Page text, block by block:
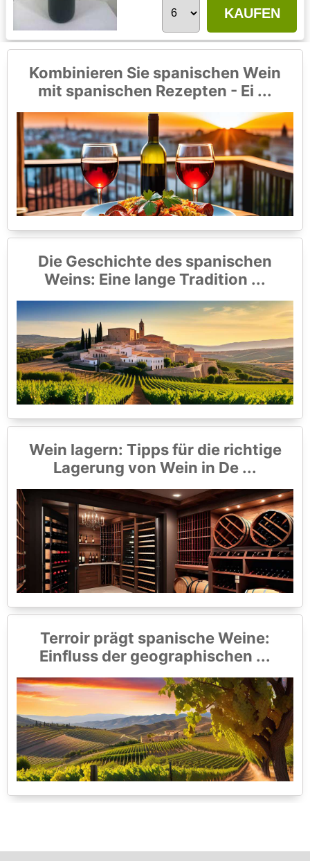
KAUFEN
Kombinieren Sie spanischen Wein
mit spanischen Rezepten - Ei ...
Die Geschichte des spanischen
Weins: Eine lange Tradition ...
Wein lagern: Tipps für die richtige
Lagerung von Wein in De ...
Terroir prägt spanische Weine:
Einfluss der geographischen ...